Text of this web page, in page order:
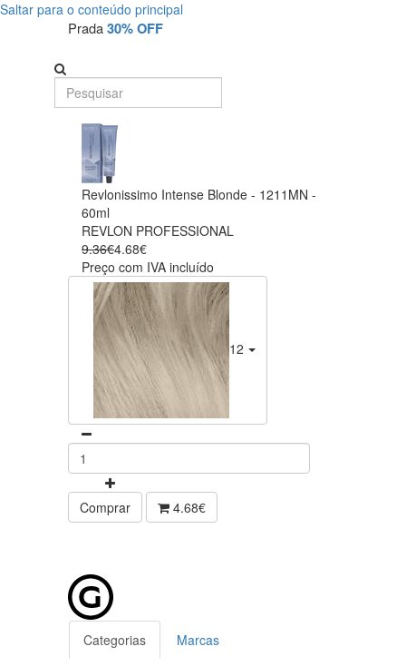
Saltar para o conteúdo principal
Prada30% OFF
Revlonissimo Intense Blonde - 1211MN -
60ml
REVLON PROFESSIONAL
9.36€4.68€
Preço com IVA incluído
1211MN Ash
Comprar 4.68€
Categorias Marcas